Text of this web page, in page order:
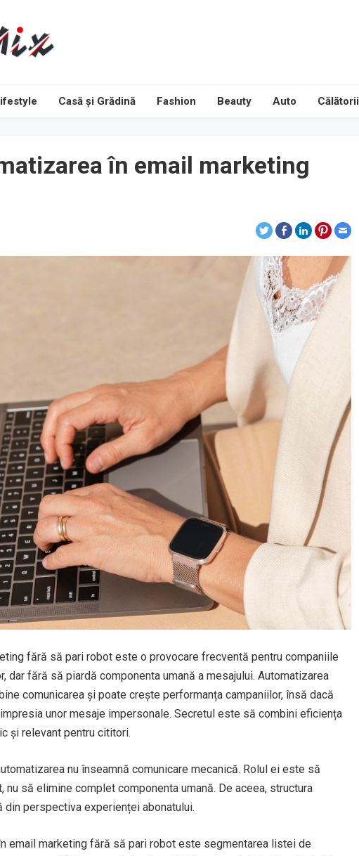
Casă și Grădină Fashion Beauty Auto Călătorii
în email marketing
fără să pari robot este o provocare frecventă pentru companiile
dar fără să piardă componenta umană a mesajului. Automatizarea
comunicarea și poate crește performanța campaniilor, însă dacă
unor mesaje impersonale. Secretul este să combini eficiența
și relevant pentru cititori.
nu înseamnă comunicare mecanică. Rolul ei este să
să elimine complet componenta umană. De aceea, structura
perspectiva experienței abonatului.
email marketing fără să pari robot este segmentarea listei de